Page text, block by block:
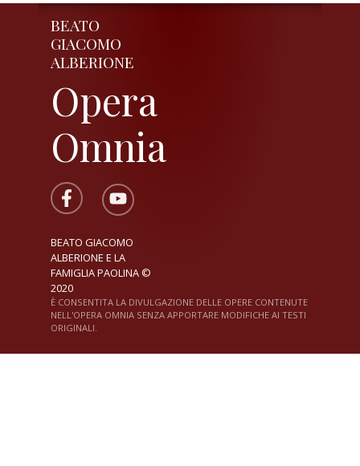
BEATO
GIACOMO
ALBERIONE
Opera
Omnia
BEATO GIACOMO
ALBERIONE E LA
FAMIGLIA PAOLINA ©
2020
È CONSENTITA LA DIVULGAZIONE DELLE OPERE CONTENUTE
NELL'OPERA OMNIA SENZA APPORTARE MODIFICHE AI TESTI
ORIGINALI.